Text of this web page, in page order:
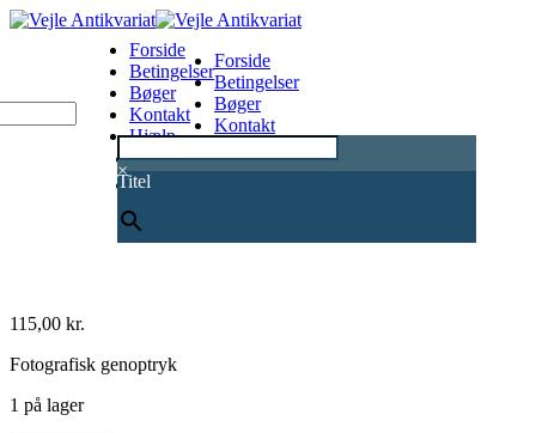
×
Titel
Forside
Betingelser
Bøger
Kontakt
Hjælp
0
Forside
Betingelser
Bøger
Kontakt
115,00 kr.
Fotografisk genoptryk
1 på lager